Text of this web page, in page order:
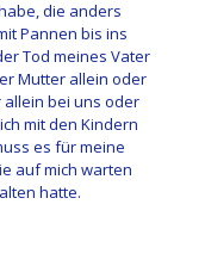
die anders
Pannen bis ins
Tod meines Vater
Mutter allein oder
bei uns oder
mit den Kindern
es für meine
auf mich warten
hatte.